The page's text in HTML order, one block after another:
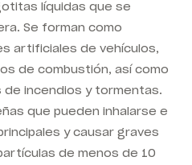
líquidas que se
Se forman como
artificiales de vehículos,
de combustión, así como
incendios y tormentas.
que pueden inhalarse e
y causar graves
de menos de 10